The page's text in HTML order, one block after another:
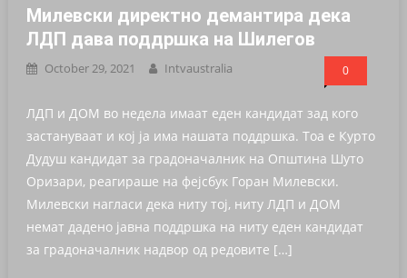
Милевски директно дeмaнтиpa дека
ЛДП дава поддршка на Шилегов
October 29, 2021 Intvaustralia 0
ЛДП и ДОМ во недела имаат еден кандидат зад кого
застануваат и кој ја има нашата поддршка. Тоа е Курто
Дудуш кандидат за градоначалник на Општина Шуто
Оризари, реагираше на фејсбук Горан Милевски.
Милевски нагласи дека ниту тој, ниту ЛДП и ДОМ
немат дадено јавна поддршка на ниту еден кандидат
за градоначалник надвор од редовите […]